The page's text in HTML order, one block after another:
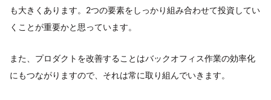
も大きくあります。2つの要素をしっかり組み合わせて投資してい
くことが重要かと思っています。
また、プロダクトを改善することはバックオフィス作業の効率化
にもつながりますので、それは常に取り組んでいきます。